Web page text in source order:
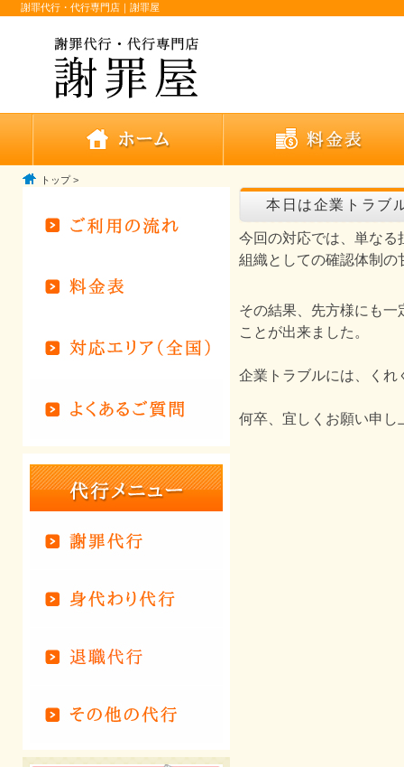
謝罪代行・代行専門店｜謝罪屋
トップ>
本日は企業トラブ
今回の対応では、単なる
組織としての確認体制の
その結果、先方様にも
ことが出来ました。
企業トラブルには、くれ
何卒、宜しくお願い申し